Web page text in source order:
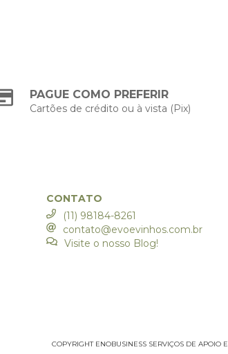
PAGUE COMO PREFERIR
Cartões de crédito ou à vista (Pix)
CONTATO
(11) 98184-8261
contato@evoevinhos.com.br
Visite o nosso Blog!
COPYRIGHT ENOBUSINESS SERVIÇOS DE APOIO